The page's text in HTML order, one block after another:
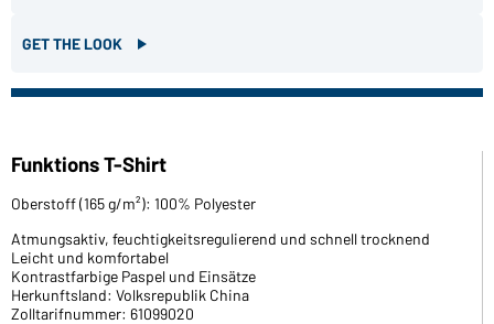
GET THE LOOK
Funktions T-Shirt
Oberstoff (165 g/m²): 100% Polyester
Atmungsaktiv, feuchtigkeitsregulierend und schnell trocknend
Leicht und komfortabel
Kontrastfarbige Paspel und Einsätze
Herkunftsland: Volksrepublik China
Zolltarifnummer: 61099020